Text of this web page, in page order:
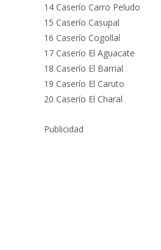
14 Caserío Carro Peludo
15 Caserío Casupal
16 Caserío Cogollal
17 Caserío El Aguacate
18 Caserío El Barrial
19 Caserío El Caruto
20 Caserío El Charal
Publicidad